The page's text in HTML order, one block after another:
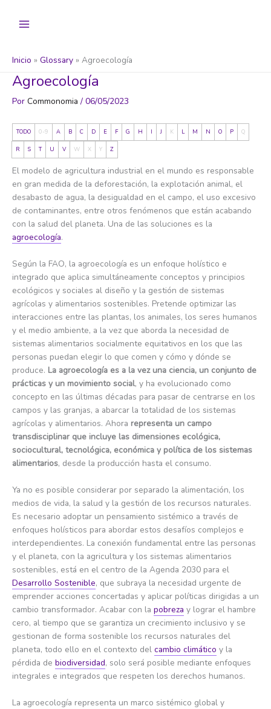
Inicio Glossary Agroecología
Agroecología
Por Commonomia / 06/05/2023
TODO 0-9 A B C D E F G H J K L M N O P Q
R S T U V W X Y Z
El modelo de agricultura industrial en el mundo es responsable
en gran medida de la deforestación, la explotación animal, el
desabasto de agua, la desigualdad en el campo, el uso excesivo
de contaminantes, entre otros fenómenos que están acabando
con la salud del planeta. Una de las soluciones es la
agroecología.
Según la FAO, la agroecología es un enfoque holístico e
integrado que aplica simultáneamente conceptos y principios
ecológicos y sociales al diseño y la gestión de sistemas
agrícolas y alimentarios sostenibles. Pretende optimizar las
interacciones entre las plantas, los animales, los seres humanos
y el medio ambiente, a la vez que aborda la necesidad de
sistemas alimentarios socialmente equitativos en los que las
personas puedan elegir lo que comen y cómo y dónde se
produce. La agroecología es a la vez una ciencia, un conjunto de
prácticas y un movimiento social, y ha evolucionado como
concepto en las últimas décadas para pasar de centrarse en los
campos y las granjas, a abarcar la totalidad de los sistemas
agrícolas y alimentarios. Ahora representa un campo
transdisciplinar que incluye las dimensiones ecológica,
sociocultural, tecnológica, económica y política de los sistemas
alimentarios, desde la producción hasta el consumo.
Ya no es posible considerar por separado la alimentación, los
medios de vida, la salud y la gestión de los recursos naturales.
Es necesario adoptar un pensamiento sistémico a través de
enfoques holísticos para abordar estos desafíos complejos e
interdependientes. La conexión fundamental entre las personas
y el planeta, con la agricultura y los sistemas alimentarios
sostenibles, está en el centro de la Agenda 2030 para el
Desarrollo Sostenible, que subraya la necesidad urgente de
emprender acciones concertadas y aplicar políticas dirigidas a un
cambio transformador. Acabar con la pobreza y lograr el hambre
cero, al tiempo que se garantiza un crecimiento inclusivo y se
gestionan de forma sostenible los recursos naturales del
planeta, todo ello en el contexto del cambio climático y la
pérdida de biodiversidad, solo será posible mediante enfoques
integrales e integrados que respeten los derechos humanos.
La agroecología representa un marco sistémico global y